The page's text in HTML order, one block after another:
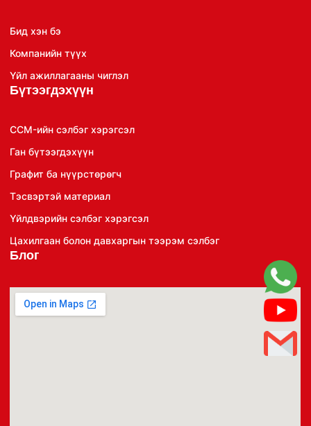
Бид хэн бэ
Компанийн түүх
Үйл ажиллагааны чиглэл
Бүтээгдэхүүн
CCM-ийн сэлбэг хэрэгсэл
Ган бүтээгдэхүүн
Графит ба нүүрстөрөгч
Тэсвэртэй материал
Үйлдвэрийн сэлбэг хэрэгсэл
Цахилгаан болон давхаргын тээрэм сэлбэг
Блог